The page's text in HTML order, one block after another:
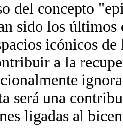
del concepto
sido los
icónicos
a la
será una
ligadas al